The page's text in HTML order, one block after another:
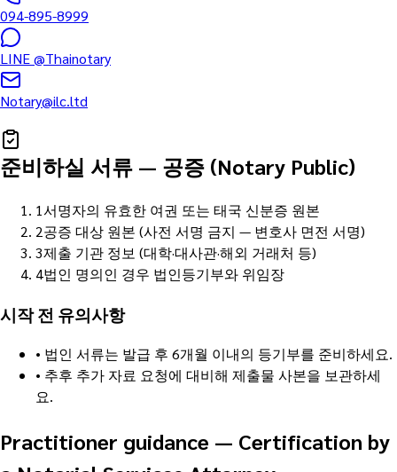
094-895-8999
LINE@Thainotary
Notary@ilc.ltd
준비하실 서류 — 공증 (Notary Public)
1서명자의 유효한 여권 또는 태국 신분증 원본
2공증 대상 원본 (사전 서명 금지 — 변호사 면전 서명)
3제출 기관 정보 (대학·대사관·해외 거래처 등)
4법인 명의인 경우 법인등기부와 위임장
시작 전 유의사항
• 법인 서류는 발급 후 6개월 이내의 등기부를 준비하세요.
• 추후 추가 자료 요청에 대비해 제출물 사본을 보관하세
요.
Practitioner guidance — Certification by